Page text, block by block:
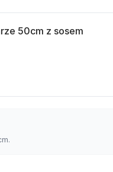
50cm z sosem